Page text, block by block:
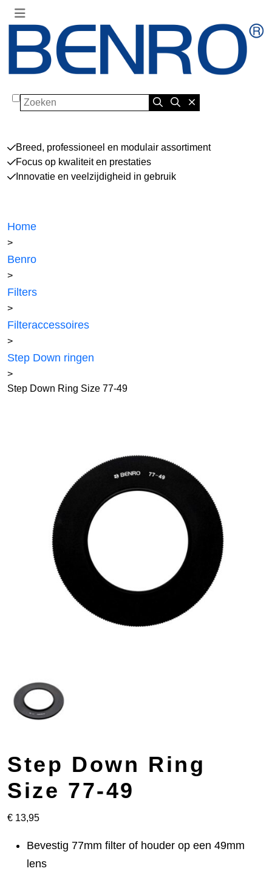
Zoeken
Breed, professioneel en modulair assortiment
Focus op kwaliteit en prestaties
Innovatie en veelzijdigheid in gebruik
Home
>
Benro
>
Filters
>
Filteraccessoires
>
Step Down ringen
>
Step Down Ring Size 77-49
Step Down Ring
Size 77-49
€ 13,95
Bevestig 77mm filter of houder op een 49mm
lens